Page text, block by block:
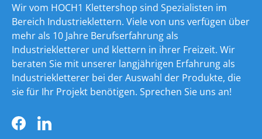
Wir vom HOCH1 Klettershop sind Spezialisten im
Bereich Industrieklettern. Viele von uns verfügen über
mehr als 10 Jahre Berufserfahrung als
Industriekletterer und klettern in ihrer Freizeit. Wir
beraten Sie mit unserer langjährigen Erfahrung als
Industriekletterer bei der Auswahl der Produkte, die
sie für Ihr Projekt benötigen. Sprechen Sie uns an!
FacebookLinkedIn